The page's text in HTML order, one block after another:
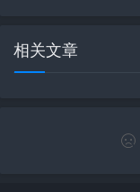
相关文章